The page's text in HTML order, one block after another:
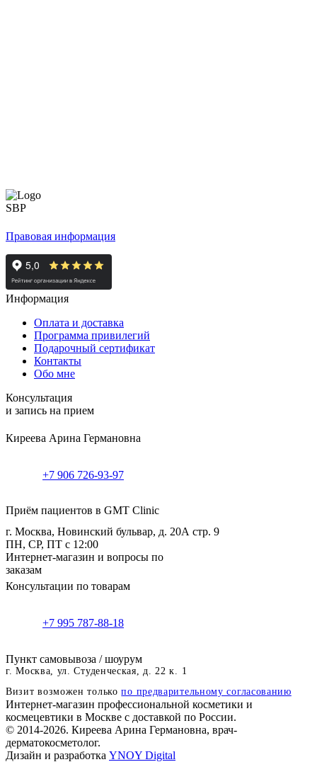
Правовая информация
Информация
Оплата и доставка
Программа привилегий
Подарочный сертификат
Контакты
Обо мне
Консультация
и запись на прием
Киреева Арина Германовна
+7 906 726-93-97
Приём пациентов в GMT Clinic
г. Москва, Новинский бульвар, д. 20А стр. 9
ПН, СР, ПТ с 12:00
Интернет-магазин и вопросы по
заказам
Консультации по товарам
+7 995 787-88-18
Пункт самовывоза / шоурум
г. Москва, ул. Студенческая, д. 22 к. 1
Визит возможен толькопо предварительному согласованию
Интернет-магазин профессиональной косметики и
космецевтики в Москве с доставкой по России.
© 2014-2026. Киреева Арина Германовна, врач-
дерматокосметолог.
Дизайн и разработка YNOY Digital